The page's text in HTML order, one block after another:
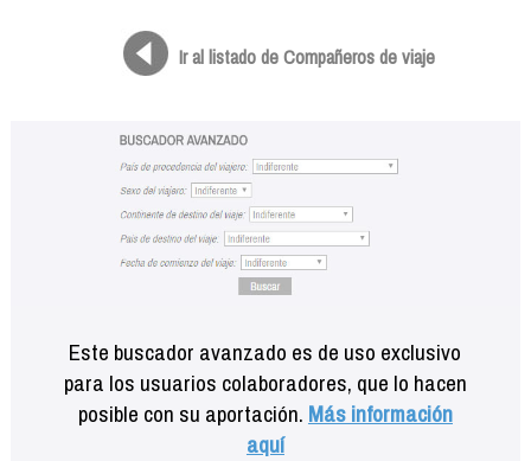
Ir al listado de Compañeros de viaje
Este buscador avanzado es de uso exclusivo
para los usuarios colaboradores, que lo hacen
posible con su aportación. Más información
aquí